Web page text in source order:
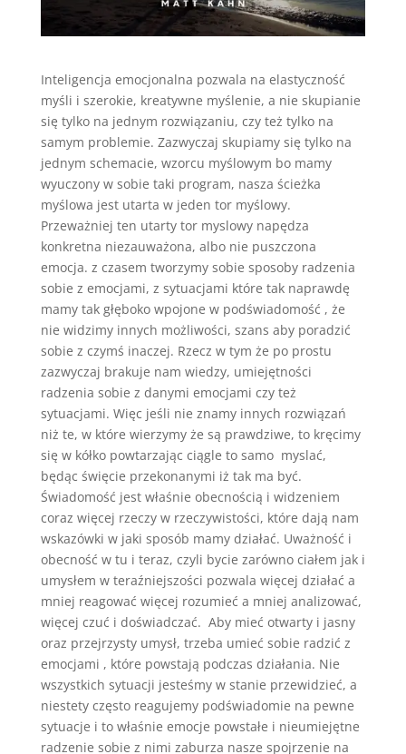
Inteligencja emocjonalna pozwala na elastyczność
myśli i szerokie, kreatywne myślenie, a nie skupianie
się tylko na jednym rozwiązaniu, czy też tylko na
samym problemie. Zazwyczaj skupiamy się tylko na
jednym schemacie, wzorcu myślowym bo mamy
wyuczony w sobie taki program, nasza ścieżka
myślowa jest utarta w jeden tor myślowy.
Przeważniej ten utarty tor myslowy napędza
konkretna niezauważona, albo nie puszczona
emocja. z czasem tworzymy sobie sposoby radzenia
sobie z emocjami, z sytuacjami które tak naprawdę
mamy tak głęboko wpojone w podświadomość , że
nie widzimy innych możliwości, szans aby poradzić
sobie z czymś inaczej. Rzecz w tym że po prostu
zazwyczaj brakuje nam wiedzy, umiejętności
radzenia sobie z danymi emocjami czy też
sytuacjami. Więc jeśli nie znamy innych rozwiązań
niż te, w które wierzymy że są prawdziwe, to kręcimy
się w kółko powtarzając ciągle to samo myslać,
będąc święcie przekonanymi iż tak ma być.
Świadomość jest właśnie obecnością i widzeniem
coraz więcej rzeczy w rzeczywistości, które dają nam
wskazówki w jaki sposób mamy działać. Uważność i
obecność w tu i teraz, czyli bycie zarówno ciałem jak i
umysłem w teraźniejszości pozwala więcej działać a
mniej reagować więcej rozumieć a mniej analizować,
więcej czuć i doświadczać. Aby mieć otwarty i jasny
oraz przejrzysty umysł, trzeba umieć sobie radzić z
emocjami , które powstają podczas działania. Nie
wszystkich sytuacji jesteśmy w stanie przewidzieć, a
niestety często reagujemy podświadomie na pewne
sytuacje i to właśnie emocje powstałe i nieumiejętne
radzenie sobie z nimi zaburza nasze spojrzenie na